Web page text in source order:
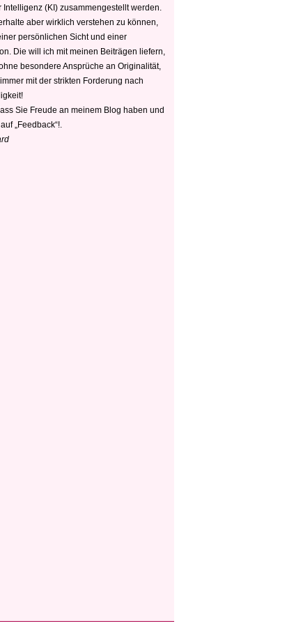
Intelligenz (KI) zusammengestellt werden.
aber wirklich verstehen zu können,
persönlichen Sicht und einer
Die will ich mit meinen Beiträgen liefern,
besondere Ansprüche an Originalität,
mit der strikten Forderung nach
Sie Freude an meinem Blog haben und
„Feedback“!.